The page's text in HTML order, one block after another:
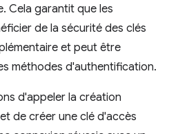
Cela garantit que les
de la sécurité des clés
et peut être
méthodes d'authentification.
d'appeler la création
de créer une clé d'accès